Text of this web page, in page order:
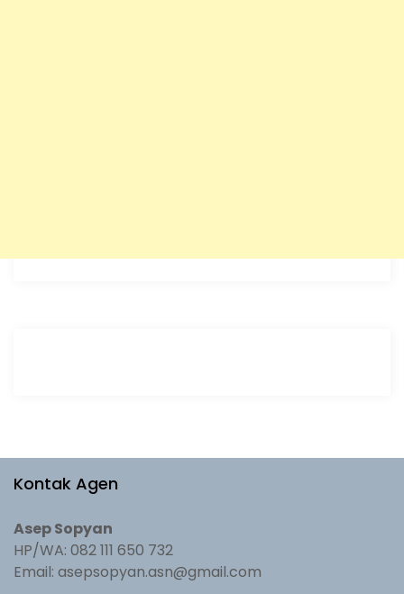
Kontak Agen
Asep Sopyan
HP/WA: 082 111 650 732
Email: asepsopyan.asn@gmail.com